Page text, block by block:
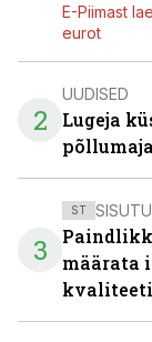
E-Piimast
eurot
2
UUDISED
Lugeja
3
ST
määrata
kvaliteeti